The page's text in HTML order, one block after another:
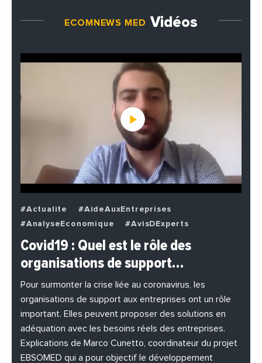
ECOMNEWS MED Vidéos
#Actualite
#AideAuxEntreprises
#AnalyseEconomique
#AvisDExperts
#BuzzNews
#Decideurs
#EchangesMediterraneens
#Economie
#EnDirectDe
#Entreprises
#Institutions
#PhotosEtVideos
Covid19 : Quel est le rôle des
organisations de support…
Pour surmonter la crise liée au coronavirus, les
organisations de support aux entreprises ont un rôle
important. Elles peuvent proposer des solutions en
adéquation avec les besoins réels des entreprises.
Explications de Marco Cunetto, coordinateur du projet
EBSOMED qui a pour objectif le développement